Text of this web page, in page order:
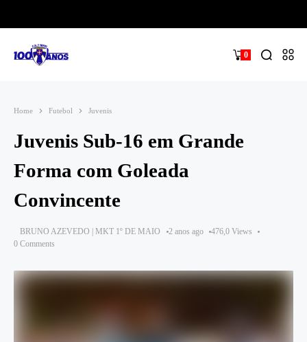
0
Home Futebol Juvenis
Juvenis Sub-16 em Grande
Forma com Goleada
Convincente
BRUNO AZEVEDO | MKT 1º DE MAIO 2 anos ago
476,0 Views
0 Comments